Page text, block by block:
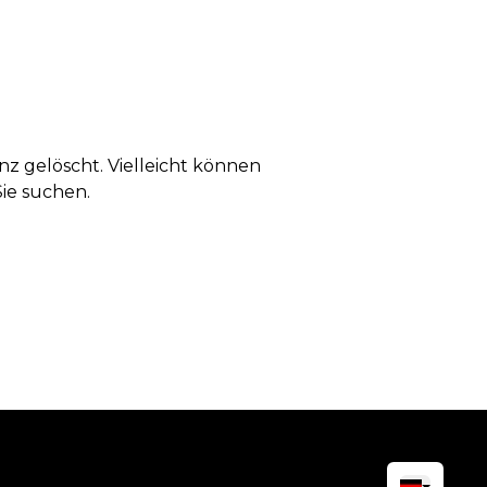
gelöscht. Vielleicht können
suchen.